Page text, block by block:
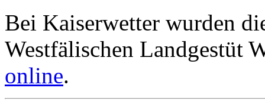
Bei Kaiserwetter wurden
Westfälischen Landgestüt
online.